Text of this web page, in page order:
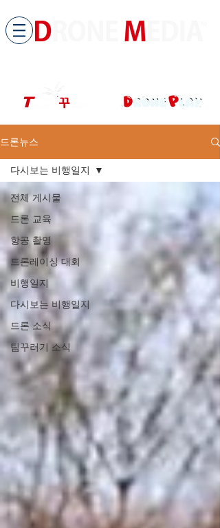
드론뉴스
전체 게시물
드론 교육
항공 촬영
드론레이싱 대회
비행일지
다시보는 비행일지
드론 소식
팀꾸러기 소식
다시보는 비행일지